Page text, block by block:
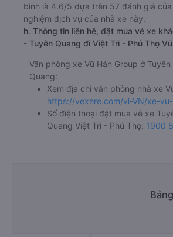
bình là 4.6/5 dựa trên 57 đánh giá
nghiệm dịch vụ của nhà xe này.
h. Thông tin liên hệ, đặt mua vé xe
- Tuyên Quang đi Việt Trì - Phú Thọ
Văn phòng xe Vũ Hán Group ở
Quang:
Xem địa chỉ văn phòng nhà xe
https://vexere.com/vi-VN/xe-
Số điện thoại đặt mua vé xe
Quang Việt Trì - Phú Thọ: 1900